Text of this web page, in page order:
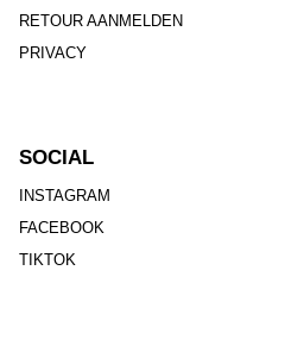
RETOUR AANMELDEN
PRIVACY
SOCIAL
INSTAGRAM
FACEBOOK
TIKTOK